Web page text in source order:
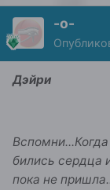
-о-
Дэйри
бились сердца
пока не